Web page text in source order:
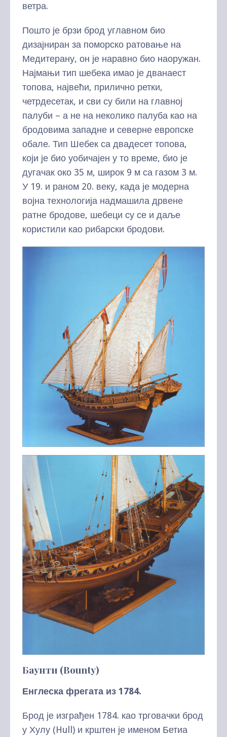
ветра.
Пошто је брзи брод углавном био
дизајниран за поморско ратовање на
Медитерану, он је наравно био наоружан.
Најмањи тип шебека имао је дванаест
топова, највећи, прилично ретки,
четрдесетак, и сви су били на главној
палуби – а не на неколико палуба као на
бродовима западне и северне европске
обале. Тип Шебек са двадесет топова,
који је био уобичајен у то време, био је
дугачак око 35 м, широк 9 м са газом 3 м.
У 19. и раном 20. веку, када је модерна
војна технологија надмашила дрвене
ратне бродове, шебеци су се и даље
користили као рибарски бродови.
Баунти (Bounty)
Енглеска фрегата из 1784.
Брод је изграђен 1784. као трговачки брод
у Хулу (Hull) и крштен је именом Бетиа